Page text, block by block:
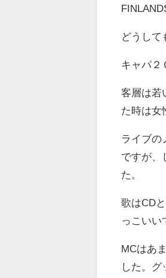
どうして
キャパ２
客層は若
た時は女
ライブの
ですが、
た。
歌はCD
っこいい
MCはあ
した。グ